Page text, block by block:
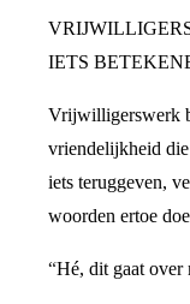
IETS
Vrijwilligerswerk
vriendelijkheid die
iets teruggeven,
woorden ertoe
“Hé, dit gaat over